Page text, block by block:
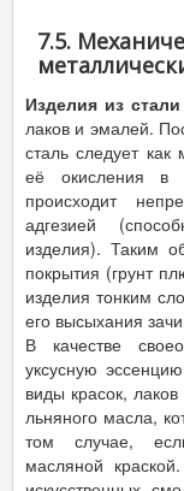
7.5.
Изделия из стали
лаков и эмалей.
сталь следует как
её окисления в
происходит
адгезией
изделия). Таким
покрытия (грунт
изделия тонким
его высыхания
В качестве
уксусную
виды красок,
льняного масла,
том случае,
масляной